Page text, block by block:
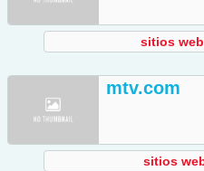
sitios
mtv.com
sitios